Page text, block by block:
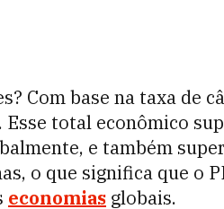
Com base na taxa de
Esse total econômico
e também
o que significa que o
economias globais.